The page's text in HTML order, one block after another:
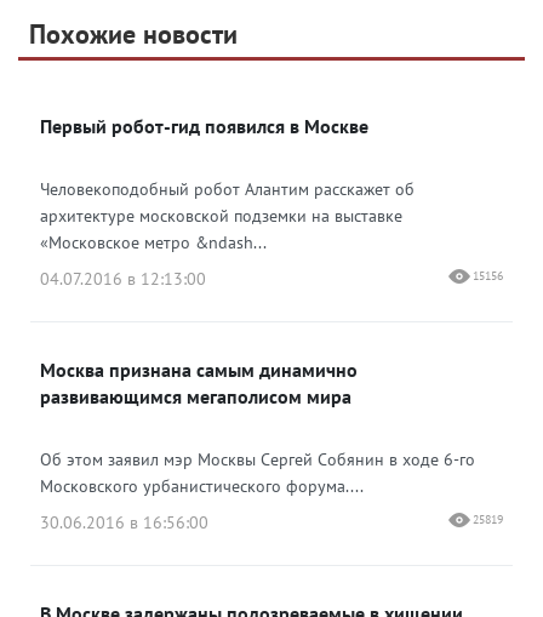
Telegram
Одноклассники
Яндекс Дзен
Похожие новости
Первый робот-гид появился в Москве
Человекоподобный робот Алантим расскажет об
архитектуре московской подземки на выставке
«Московское метро &ndash...
04.07.2016 в 12:13:00
15156
Москва признана самым динамично
развивающимся мегаполисом мира
Об этом заявил мэр Москвы Сергей Собянин в ходе 6-го
Московского урбанистического форума....
30.06.2016 в 16:56:00
25819